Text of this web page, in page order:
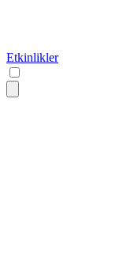
Etkinlikler